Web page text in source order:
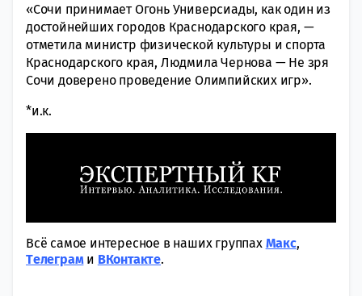
«Сочи принимает Огонь Универсиады, как один из
достойнейших городов Краснодарского края, —
отметила министр физической культуры и спорта
Краснодарского края, Людмила Чернова —Не зря
Сочи доверено проведение Олимпийских игр».
*и.к.
Всё самое интересное в наших группах Макс,
Tелеграми ВКонтакте.